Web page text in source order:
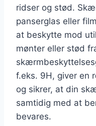
ridser og stød.
panserglas eller
at beskytte mod
mønter eller stød
f.eks. 9H, giver en
og sikrer, at din
samtidig med at
bevares.